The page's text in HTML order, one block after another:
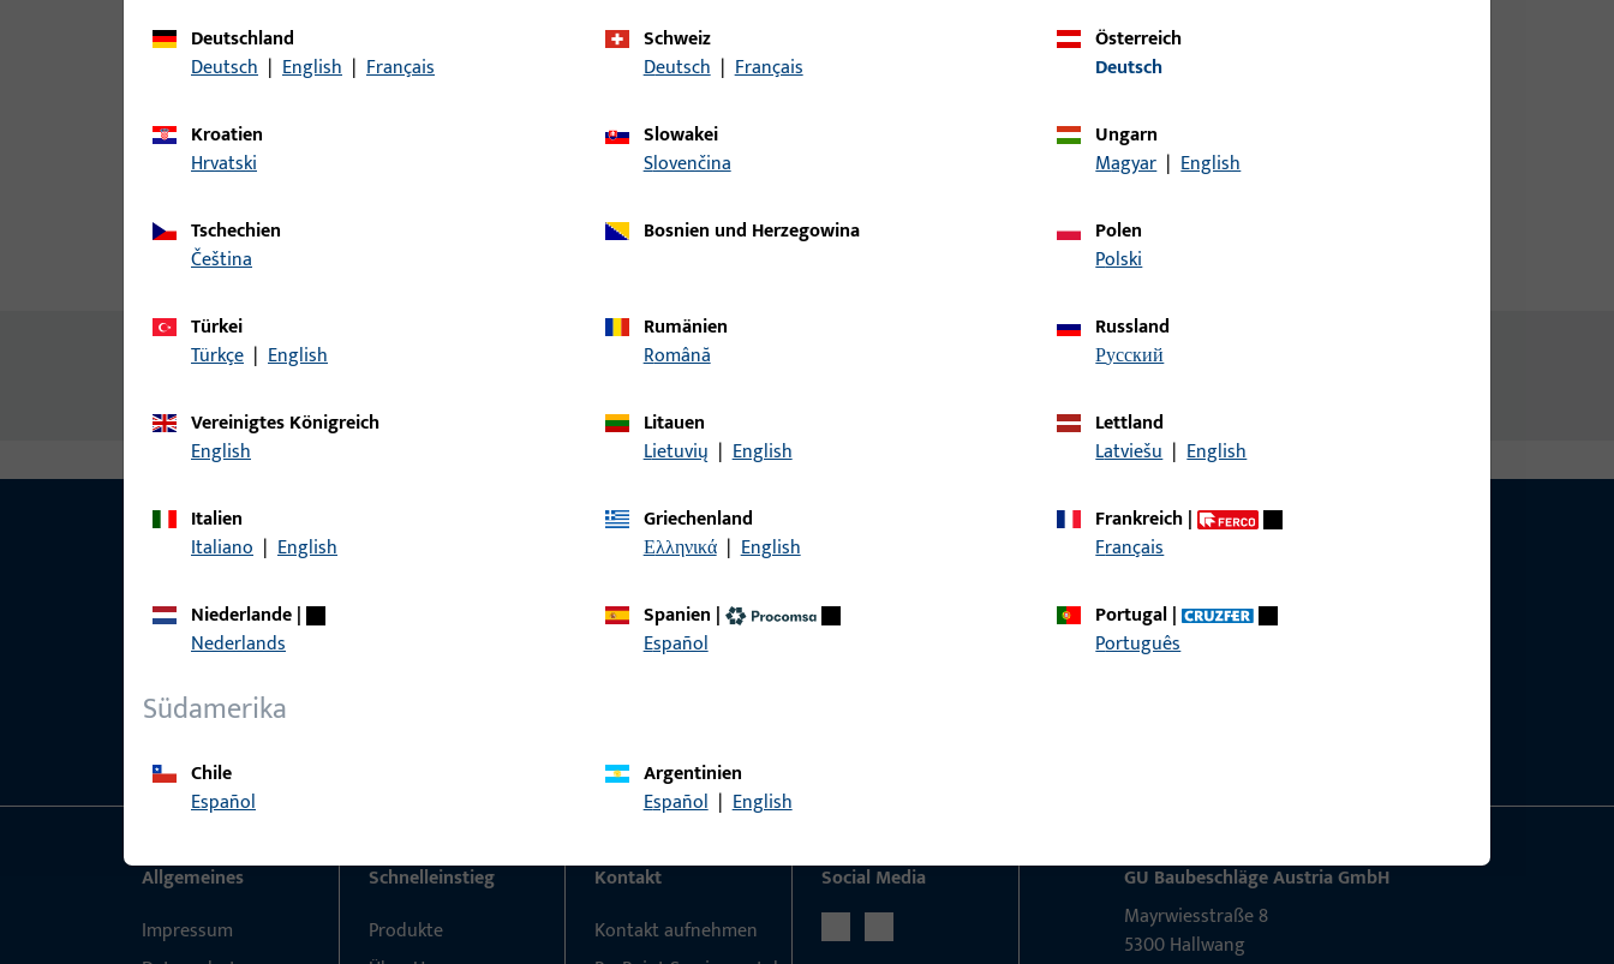
Produkttyp
Bürstendichtung
Oberflächenbeschreibung
Bruttogewicht
Verpackungseinheit
Mindestbestelleinheit
Produktbeschreibung
Inhalt
KONTAKT
Haben Sie Fragen oder wünschen Sie persönliche Beratung?
Deutschland
Deutsch | English | Français
Schweiz
Deutsch | Français
Österreich
Deutsch
Kroatien
Hrvatski
Slowakei
Slovenčina
Ungarn
Magyar | English
Tschechien
čeština
Bosnien und Herzegowina
Polen
Polski
Türkei
Türkçe | English
Rumänien
Română
Russland
русский
Vereinigtes Königreich
English
Litauen
Lietuvių | English
Lettland
Latviešu | English
Italien
Italiano | English
Griechenland
Ελληνικά | English
Frankreich|
Français
Niederlande|
Nederlands
Spanien |
Español
Portugal|
Português
Südamerika
Chile
Español
Argentinien
Español | English
Allgemeines
Impressum
Schnelleinstieg
Produkte
Kontakt
Kontakt aufnehmen
Social Media
GU Baubeschläge Aus­tria GmbH
Mayrwies­straße 8
5300 Hall­wang